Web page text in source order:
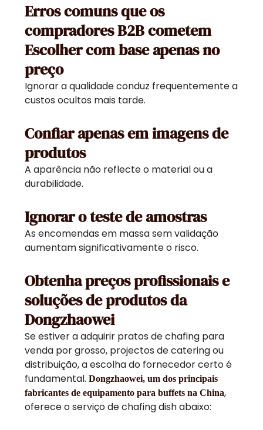
Erros comuns que os
compradores B2B cometem
Escolher com base apenas no
preço
Ignorar a qualidade conduz frequentemente a
custos ocultos mais tarde.
Confiar apenas em imagens de
produtos
A aparência não reflecte o material ou a
durabilidade.
Ignorar o teste de amostras
As encomendas em massa sem validação
aumentam significativamente o risco.
Obtenha preços profissionais e
soluções de produtos da
Dongzhaowei
Se estiver a adquirir pratos de chafing para
venda por grosso, projectos de catering ou
distribuição, a escolha do fornecedor certo é
fundamental.Dongzhaowei, um dos principais
fabricantes de equipamento para buffets na China,
oferece o serviço de chafing dish abaixo: